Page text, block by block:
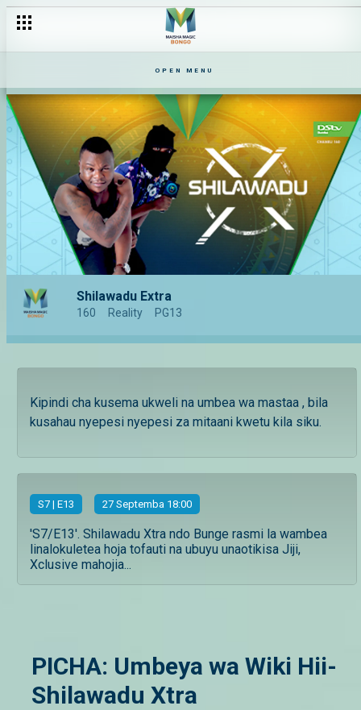
OPEN MENU
Shilawadu Extra
160 Reality PG13
Kipindi cha kusema ukweli na umbea wa mastaa , bila
kusahau nyepesi nyepesi za mitaani kwetu kila siku.
S7 | E13 27 Septemba 18:00
'S7/E13'. Shilawadu Xtra ndo Bunge rasmi la wambea
linalokuletea hoja tofauti na ubuyu unaotikisa Jiji,
Xclusive mahojia...
PICHA: Umbeya wa Wiki Hii-
Shilawadu Xtra